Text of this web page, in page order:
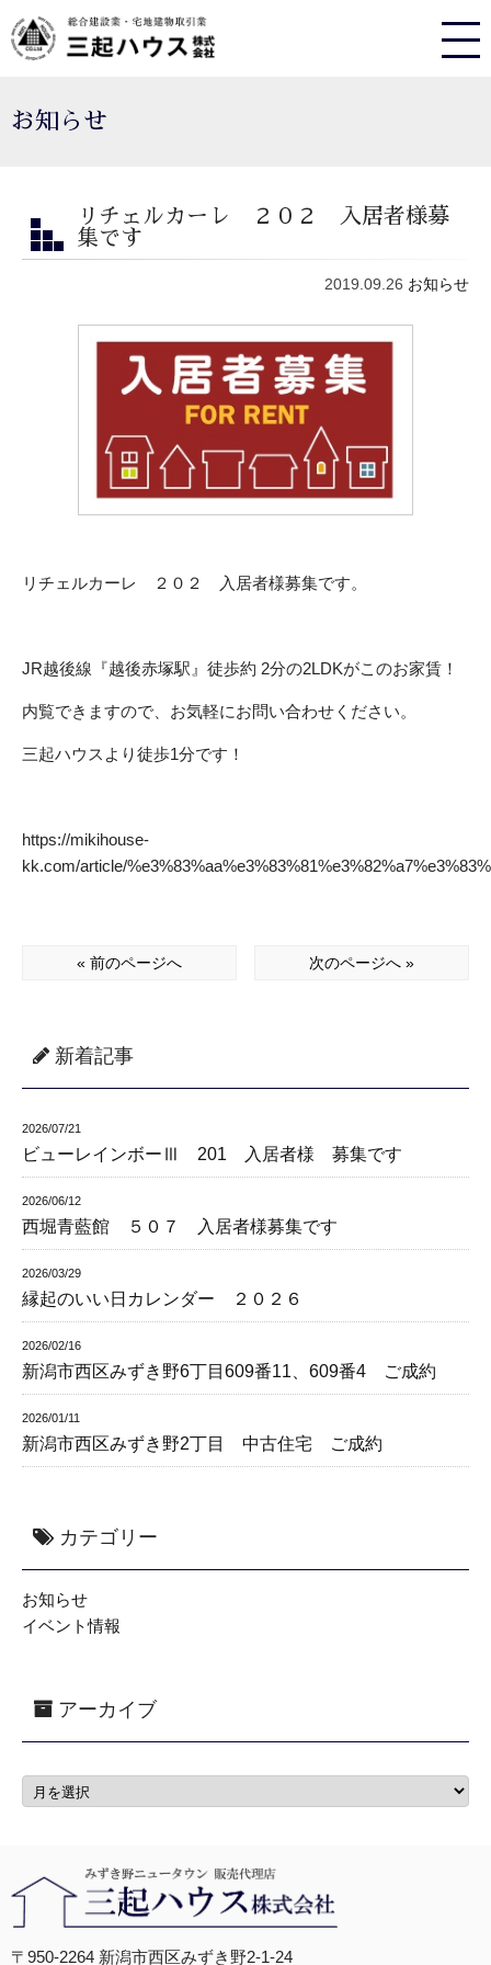
お知らせ
リチェルカーレ ２０２ 入居者様募
集です
2019.09.26 お知らせ
リチェルカーレ ２０２ 入居者様募集です。
JR越後線『越後赤塚駅』徒歩約 2分の2LDKがこのお家賃！
内覧できますので、お気軽にお問い合わせください。
三起ハウスより徒歩1分です！
https://mikihouse-
kk.com/article/
« 前のページへ 次のページへ »
新着記事
2026/07/21
ビューレインボーⅢ 201 入居者様 募集です
2026/06/12
西堀青藍館 ５０７ 入居者様募集です
2026/03/29
縁起のいい日カレンダー ２０２６
2026/02/16
新潟市西区みずき野6丁目609番11、609番4 ご成約
2026/01/11
新潟市西区みずき野2丁目 中古住宅 ご成約
カテゴリー
お知らせ
イベント情報
アーカイブ
〒950-2264 新潟市西区みずき野2-1-24